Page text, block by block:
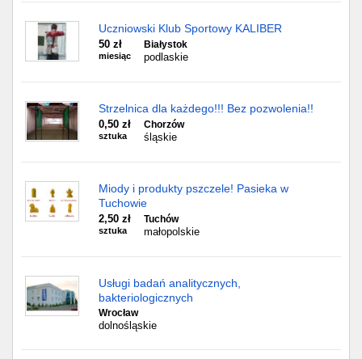
Uczniowski Klub Sportowy KALIBER
50 zł
miesiąc
Białystok
podlaskie
Strzelnica dla każdego!!! Bez pozwolenia!!
0,50 zł
sztuka
Chorzów
śląskie
Miody i produkty pszczele! Pasieka w
Tuchowie
2,50 zł
sztuka
Tuchów
małopolskie
Usługi badań analitycznych,
bakteriologicznych
Wrocław
dolnośląskie